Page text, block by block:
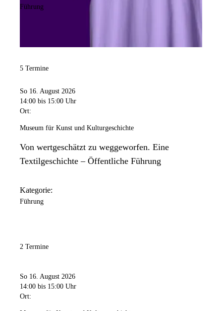
Führung
5 Termine
So 16. August 2026
14:00 bis 15:00 Uhr
Ort:
Museum für Kunst und Kulturgeschichte
Von wertgeschätzt zu weggeworfen. Eine
Textilgeschichte – Öffentliche Führung
Kategorie:
Führung
2 Termine
So 16. August 2026
14:00 bis 15:00 Uhr
Ort: